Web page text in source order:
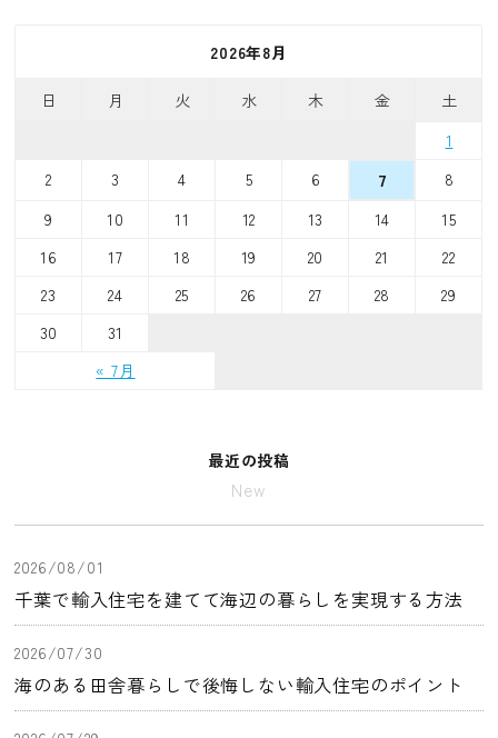
2026年8月
日 月 火 水 木 金 土
« 7月
1
2
3 4 5 6 7
8
9
10 11 12 13 14
15
16
17 18 19 20 21
22
23
24 25 26 27 28
29
30
31
最近の投稿
New
2026/08/01
千葉で輸入住宅を建てて海辺の暮らしを実現する方法
2026/07/30
海のある田舎暮らしで後悔しない輸入住宅のポイント